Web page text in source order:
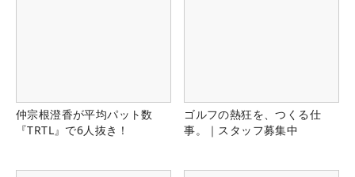
仲宗根澄香が平均パット数
『TRTL』で6人抜き！
ゴルフの熱狂を、つくる仕
事。｜スタッフ募集中